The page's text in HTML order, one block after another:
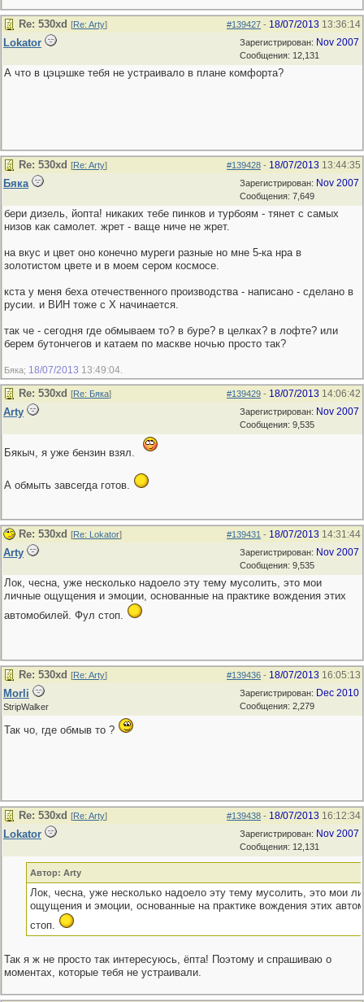
#139427 - 18/07/2013 13:36:14
Re: 530хd [Re: Arty]
Зарегистрирован: Nov 2007
Сообщения: 12,131
Lokator
А что в цэцэшке тебя не устраивало в плане комфорта?
#139428 - 18/07/2013 13:44:35
Re: 530хd [Re: Arty]
Зарегистрирован: Nov 2007
Сообщения: 7,649
Бяка
бери дизель, йопта! никаких тебе пинков и турбоям - тянет с самых
низов как самолет. жрет - ваще ниче не жрет.
на вкус и цвет оно конечно муреги разные но мне 5-ка нра в
золотистом цвете и в моем сером космосе.
кста у меня беха отечественного производства - написано - сделано в
русии. и ВИН тоже с Х начинается.
так че - сегодня где обмываем то? в буре? в целках? в лофте? или
берем бутончегов и катаем по маскве ночью просто так?
Бяка; 18/07/2013 13:49:04
#139429 - 18/07/2013 14:06:42
Re: 530хd [Re: Бяка]
Зарегистрирован: Nov 2007
Сообщения: 9,535
Arty
Бякыч, я уже бензин взял.
А обмыть завсегда готов.
#139431 - 18/07/2013 14:31:44
Re: 530хd [Re: Lokator]
Зарегистрирован: Nov 2007
Сообщения: 9,535
Arty
Лок, чесна, уже несколько надоело эту тему мусолить, это мои
личные ощущения и эмоции, основанные на практике вождения этих
автомобилей. Фул стоп.
#139436 - 18/07/2013 16:05:13
Re: 530хd [Re: Arty]
Зарегистрирован: Dec 2010
Сообщения: 2,279
Morli
StripWalker
Так чо, где обмыв то ?
#139438 - 18/07/2013 16:12:34
Re: 530хd [Re: Arty]
Зарегистрирован: Nov 2007
Сообщения: 12,131
Lokator
Автор: Arty
Лок, чесна, уже несколько надоело эту тему мусолить, это мои
ощущения и эмоции, основанные на практике вождения этих
стоп.
Так я ж не просто так интересуюсь, ёпта! Поэтому и спрашиваю о
моментах, которые тебя не устраивали.